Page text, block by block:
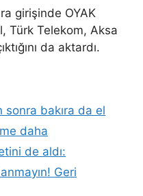
girişinde OYAK
Türk Telekom, Aksa
da aktardı.
bakıra da el
daha
de aldı:
Geri